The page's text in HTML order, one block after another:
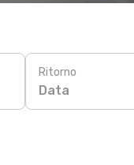
Ritorno
Data